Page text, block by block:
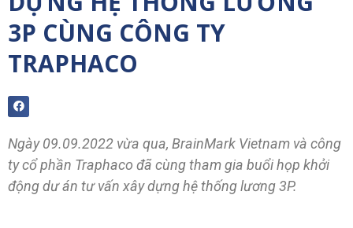
3P CÙNG CÔNG TY
TRAPHACO
Ngày 09.09.2022 vừa qua, BrainMark Vietnam và công
ty cổ phần Traphaco đã cùng tham gia buổi họp khởi
động dư án tư vấn xây dựng hệ thống lương 3P.